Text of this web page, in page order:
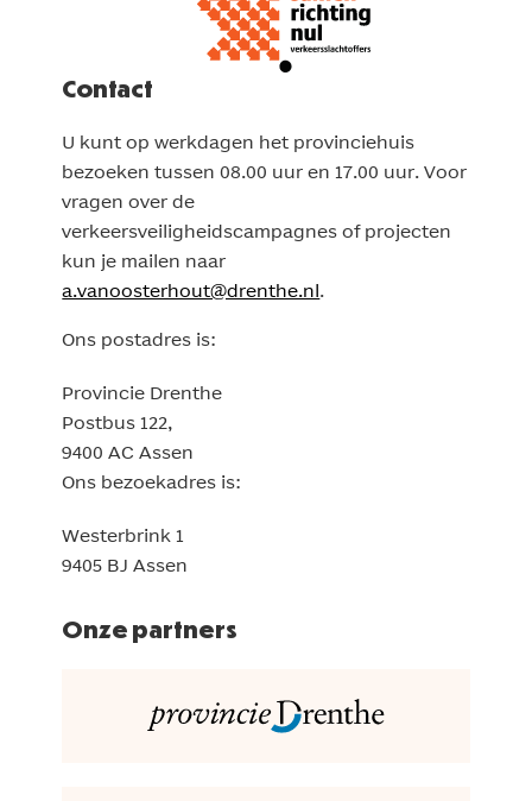
Contact
U kunt op werkdagen het provinciehuis
bezoeken tussen 08.00 uur en 17.00 uur. Voor
vragen over de
verkeersveiligheidscampagnes of projecten
kun je mailen naar
a.vanoosterhout@drenthe.nl.
Ons postadres is:
Provincie Drenthe
Postbus 122,
9400 AC Assen
Ons bezoekadres is:
Westerbrink 1
9405 BJ Assen
Onze partners